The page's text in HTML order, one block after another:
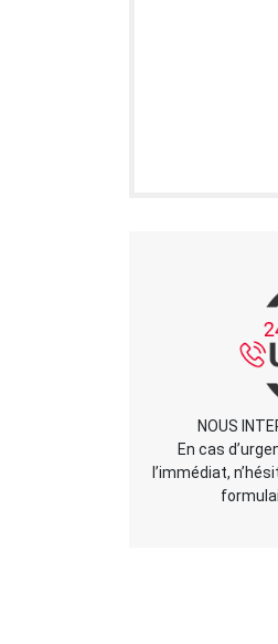
NOUS
En cas
l’immédiat,